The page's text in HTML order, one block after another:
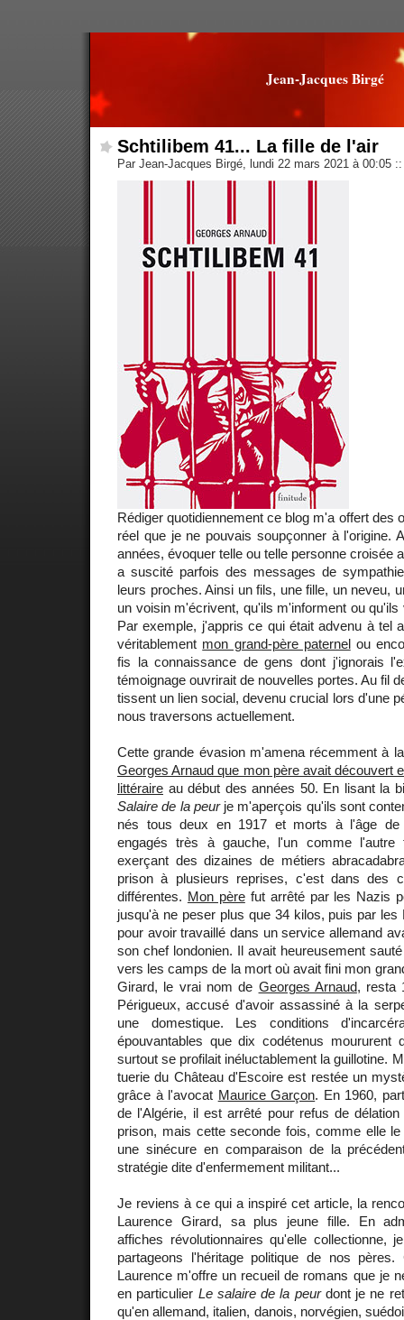
Jean-Jacques Birgé
Schtilibem 41... La fille de l'air
Par Jean-Jacques Birgé, lundi 22 mars 2021 à 00:05 ::
Rédiger quotidiennement ce blog m'a offert des
réel que je ne pouvais soupçonner à l'origine.
années, évoquer telle ou telle personne croisée
a suscité parfois des messages de
leurs proches. Ainsi un fils, une fille, un neveu,
un voisin m'écrivent, qu'ils m'informent ou
Par exemple, j'appris ce qui était advenu à tel
véritablement mon grand-père paternelou
fis la connaissance de gens dont j'ignorais
témoignage ouvrirait de nouvelles portes. Au fil
tissent un lien social, devenu crucial lors d'une
nous traversons actuellement.
Cette grande évasion m'amena récemment à
Georges Arnaud que mon père avait découvert
littéraire au début des années 50. En lisant la
Salaire de la peurje m'aperçois qu'ils sont
nés tous deux en 1917 et morts à l'âge de
engagés très à gauche, l'un comme l'autre
exerçant des dizaines de métiers
prison à plusieurs reprises, c'est dans des
différentes. Mon pèrefut arrêté par les Nazis
jusqu'à ne peser plus que 34 kilos, puis par les
pour avoir travaillé dans un service allemand
son chef londonien. Il avait heureusement
vers les camps de la mort où avait fini mon
Girard, le vrai nom de Georges Arnaud, resta
Périgueux, accusé d'avoir assassiné à la
une domestique. Les conditions
épouvantables que dix codétenus
surtout se profilait inéluctablement la guillotine.
tuerie du Château d'Escoire est restée un
grâce à l'avocat Maurice Garçon. En 1960,
de l'Algérie, il est arrêté pour refus de
prison, mais cette seconde fois, comme elle
une sinécure en comparaison de la
stratégie dite d'enfermement militant...
Je reviens à ce qui a inspiré cet article, la
Laurence Girard, sa plus jeune fille. En
affiches révolutionnaires qu'elle collectionne,
partageons l'héritage politique de nos
Laurence m'offre un recueil de romans que je
en particulier Le salaire de la peurdont je ne
qu'en allemand, italien, danois, norvégien,